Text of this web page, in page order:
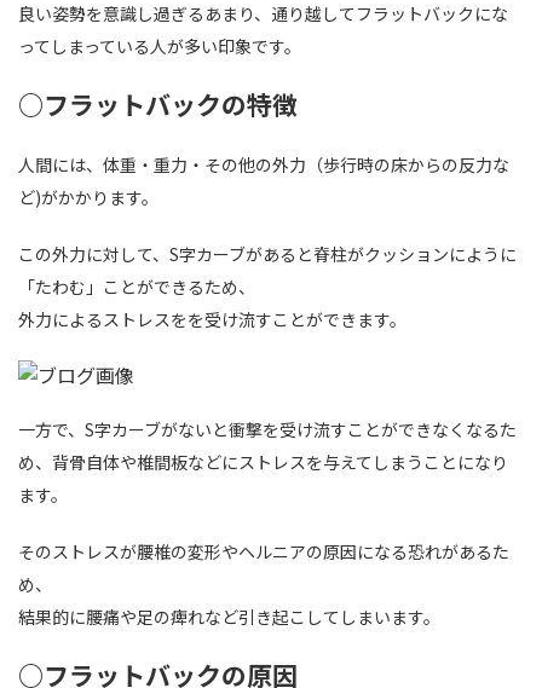
良い姿勢を意識し過ぎるあまり、通り越してフラットバックにな
ってしまっている人が多い印象です。
○フラットバックの特徴
人間には、体重・重力・その他の外力（歩行時の床からの反力な
ど)がかかります。
この外力に対して、S字カーブがあると脊柱がクッションにように
「たわむ」ことができるため、
外力によるストレスをを受け流すことができます。
一方で、S字カーブがないと衝撃を受け流すことができなくなるた
め、背骨自体や椎間板などにストレスを与えてしまうことになり
ます。
そのストレスが腰椎の変形やヘルニアの原因になる恐れがあるた
め、
結果的に腰痛や足の痺れなど引き起こしてしまいます。
○フラットバックの原因